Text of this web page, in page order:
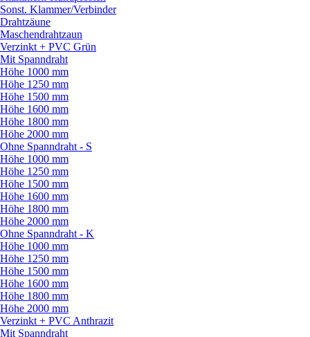
Sonst. Klammer/Verbinder
Drahtzäune
Maschendrahtzaun
Verzinkt + PVC Grün
Mit Spanndraht
Höhe 1000 mm
Höhe 1250 mm
Höhe 1500 mm
Höhe 1600 mm
Höhe 1800 mm
Höhe 2000 mm
Ohne Spanndraht - S
Höhe 1000 mm
Höhe 1250 mm
Höhe 1500 mm
Höhe 1600 mm
Höhe 1800 mm
Höhe 2000 mm
Ohne Spanndraht - K
Höhe 1000 mm
Höhe 1250 mm
Höhe 1500 mm
Höhe 1600 mm
Höhe 1800 mm
Höhe 2000 mm
Verzinkt + PVC Anthrazit
Mit Spanndraht